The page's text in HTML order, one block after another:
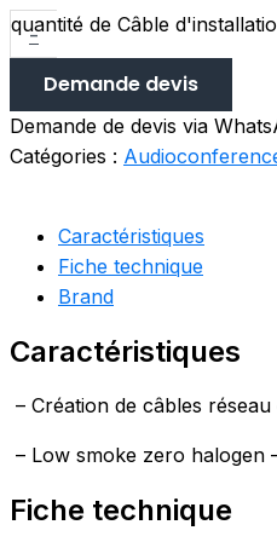
-
quantité de Câble
Demande devis
Demande de devis via
Catégories :
Caractéristiques
Fiche technique
Brand
Caractéristiques
– Création de câbles
– Low smoke zero halogen
Fiche technique